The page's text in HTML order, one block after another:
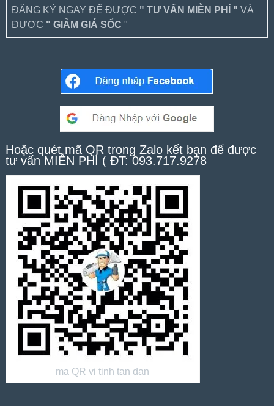
ĐĂNG KÝ NGAY ĐỂ ĐƯỢC " TƯ VẤN MIỄN PHÍ " VÀ
ĐƯỢC " GIẢM GIÁ SỐC "
Hoặc quét mã QR trong Zalo kết bạn để được
tư vấn MIỄN PHÍ ( ĐT: 093.717.9278
ma QR vi tinh tan dan